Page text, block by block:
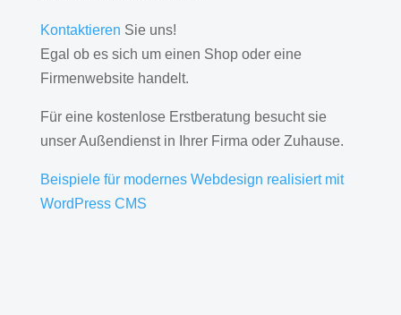
Kontaktieren Sie uns!
Egal ob es sich um einen Shop oder eine
Firmenwebsite handelt.
Für eine kostenlose Erstberatung besucht sie
unser Außendienst in Ihrer Firma oder Zuhause.
Beispiele für modernes Webdesign realisiert mit
WordPress CMS